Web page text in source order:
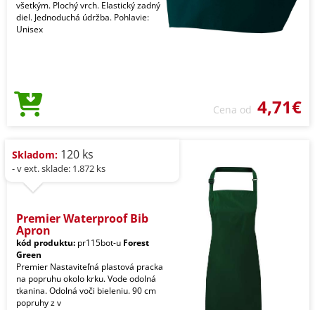
všetkým. Plochý vrch. Elastický zadný
diel. Jednoduchá údržba. Pohlavie:
Unisex
Cena od 4,71€
Skladom: 120 ks
- v ext. sklade: 1.872 ks
Premier Waterproof Bib
Apron
kód produktu: pr115bot-u Forest
Green
Premier Nastaviteľná plastová pracka
na popruhu okolo krku. Vode odolná
tkanina. Odolná voči bieleniu. 90 cm
popruhy z v